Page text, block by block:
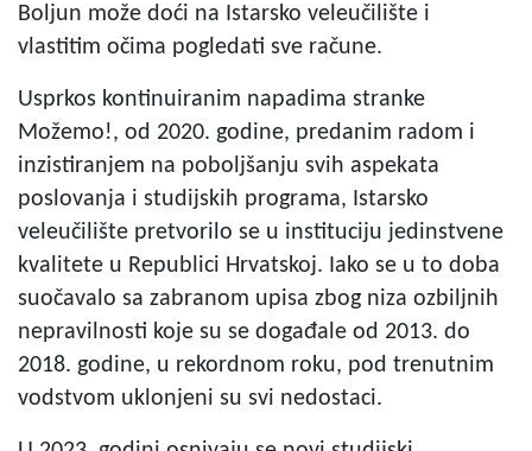
Boljun može doći na Istarsko veleučilište i
vlastitim očima pogledati sve račune.
Usprkos kontinuiranim napadima stranke
Možemo!, od 2020. godine, predanim radom i
inzistiranjem na poboljšanju svih aspekata
poslovanja i studijskih programa, Istarsko
veleučilište pretvorilo se u instituciju jedinstvene
kvalitete u Republici Hrvatskoj. Iako se u to doba
suočavalo sa zabranom upisa zbog niza ozbiljnih
nepravilnosti koje su se događale od 2013. do
2018. godine, u rekordnom roku, pod trenutnim
vodstvom uklonjeni su svi nedostaci.